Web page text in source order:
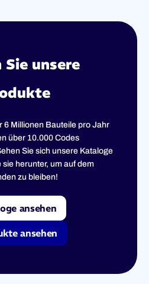
Sie unsere
6 Millionen Bauteile pro Jahr
über 10.000 Codes
Sie sich unsere Kataloge
sie herunter, um auf dem
zu bleiben!
ansehen
ansehen